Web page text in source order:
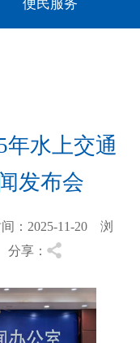
便民服务
年水上交通
发布会
：2025-11-20 浏
享：